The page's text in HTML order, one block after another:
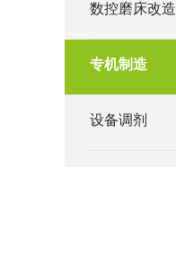
数控磨床改造
专机制造
设备调剂